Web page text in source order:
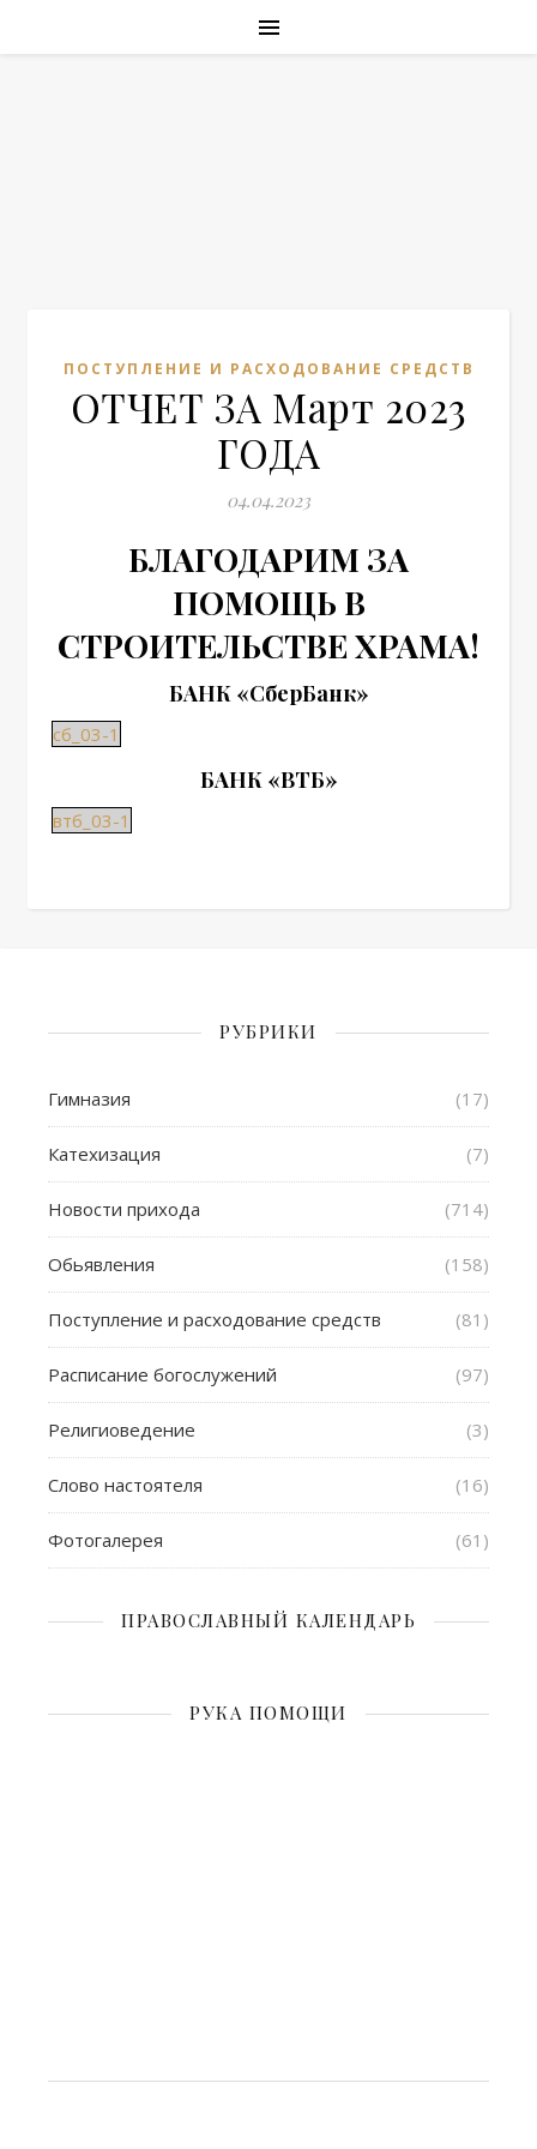
ПОСТУПЛЕНИЕ И РАСХОДОВАНИЕ СРЕДСТВ
ОТЧЕТ ЗА Март 2023
ГОДА
04.04.2023
БЛАГОДАРИМ ЗА
ПОМОЩЬ В
СТРОИТЕЛЬСТВЕ ХРАМА!
БАНК «СберБанк»
сб_03-1
БАНК «ВТБ»
втб_03-1
РУБРИКИ
Гимназия (17)
Катехизация (7)
Новости прихода (714)
Обьявления (158)
Поступление и расходование средств (81)
Расписание богослужений (97)
Религиоведение (3)
Слово настоятеля (16)
Фотогалерея (61)
ПРАВОСЛАВНЫЙ КАЛЕНДАРЬ
РУКА ПОМОЩИ